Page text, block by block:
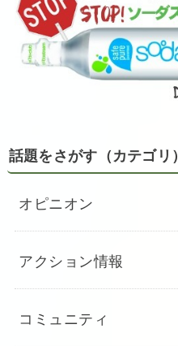
話題をさがす（カテゴリ）
オピニオン
アクション情報
コミュニティ